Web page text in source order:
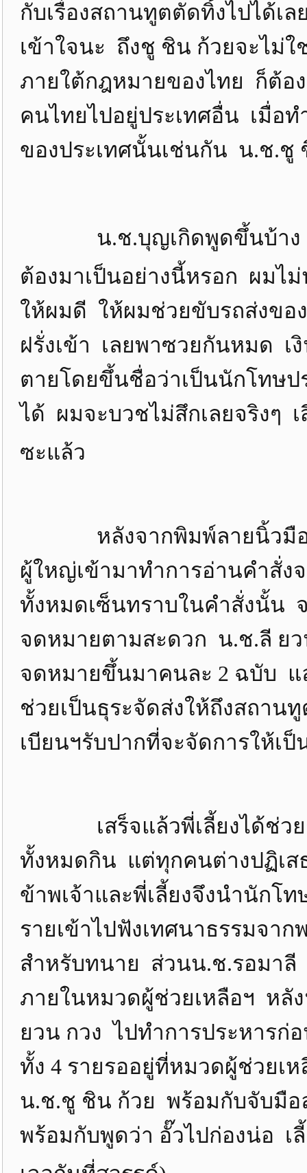
กับเรื่องสถานทูตตัดทิ้งไปได้
เข้าใจนะ ถึงชู ชิน ก้วยจะไม่
ภายใต้กฎหมายของไทย ก็ต้อ
คนไทยไปอยู่ประเทศอื่น เมื่อ
ของประเทศนั้นเช่นกัน น.ช.ชู
น.ช.บุญเกิดพูดขึ้นบ้าง ถ้
ต้องมาเป็นอย่างนี้หรอก ผมไม่
ให้ผมดี ให้ผมช่วยขับรถส่งขอ
ฝรั่งเข้า เลยพาซวยกันหมด เ
ตายโดยขึ้นชื่อว่าเป็นนักโทษ
ได้ ผมจะบวชไม่สึกเลยจริงๆ
ซะแล้ว
หลังจากพิมพ์ลายนิ้วมือแล
ผู้ใหญ่เข้ามาทำการอ่านคำสั่
ทั้งหมดเซ็นทราบในคำสั่งนั้น
จดหมายตามสะดวก น.ช.ลี ย
จดหมายขึ้นมาคนละ 2 ฉบับ แ
ช่วยเป็นธุระจัดส่งให้ถึงสถาน
เบียนฯรับปากที่จะจัดการให้เ
เสร็จแล้วพี่เลี้ยงได้ช่วยกั
ทั้งหมดกิน แต่ทุกคนต่างปฏิเ
ข้าพเจ้าและพี่เลี้ยงจึงนำนักโ
รายเข้าไปฟังเทศนาธรรมจา
สำหรับทนาย ส่วนน.ช.รอมาลี
ภายในหมวดผู้ช่วยเหลือฯ หลั
ยวน กวง ไปทำการประหารก่
ทั้ง 4 รายรออยู่ที่หมวดผู้ช่วยเ
น.ช.ชู ชิน ก้วย พร้อมกับจับมื
พร้อมกับพูดว่า อั๊วไปก่องน่อ เ